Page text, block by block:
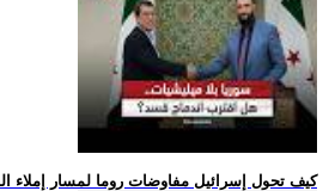
.. كيف تحول إسرائيل مفاوضات روما لمسار إملاء